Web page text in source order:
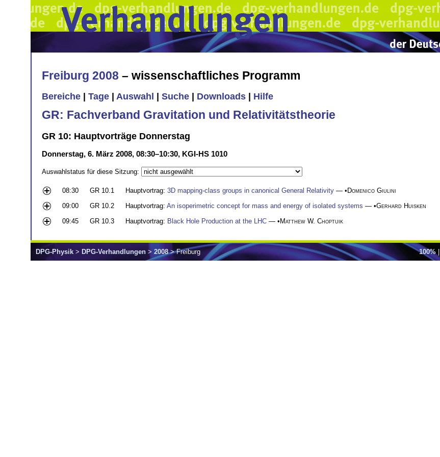
Freiburg 2008 – wissenschaftliches Programm
Bereiche Tage Auswahl Suche Downloads Hilfe
GR: Fachverband Gravitation und Relativitätstheorie
GR 10: Hauptvorträge Donnerstag
Donnerstag, 6. März 2008, 08:30–10:30, KGI-HS 1010
Auswahlstatus für diese Sitzung:
08:30 GR 10.1 Hauptvortrag: 3D mapping-class groups in canonical General Relativity — •Domenico Giulini
09:00
GR 10.2 Hauptvortrag: An isoperimetric concept for mass and energy of isolated systems — •Gerhard Huisken
09:45
GR 10.3 Hauptvortrag: Black Hole Production at the LHC — •Matthew W. Choptuik
100%|
DPG-Physik > DPG-Verhandlungen > 2008> Freiburg